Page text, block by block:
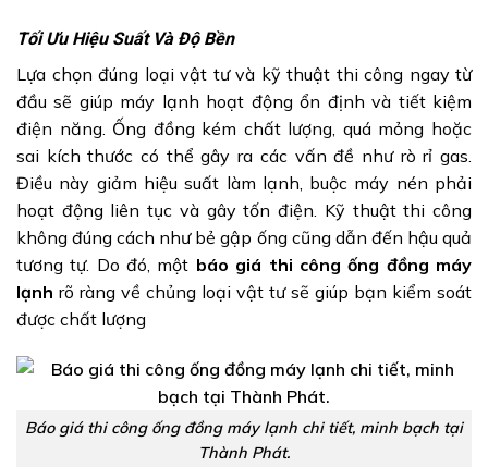
Tối Ưu Hiệu Suất Và Độ Bền
Lựa chọn đúng loại vật tư và kỹ thuật thi công ngay từ
đầu sẽ giúp máy lạnh hoạt động ổn định và tiết kiệm
điện năng. Ống đồng kém chất lượng, quá mỏng hoặc
sai kích thước có thể gây ra các vấn đề như rò rỉ gas.
Điều này giảm hiệu suất làm lạnh, buộc máy nén phải
hoạt động liên tục và gây tốn điện. Kỹ thuật thi công
không đúng cách như bẻ gập ống cũng dẫn đến hậu quả
tương tự. Do đó, một báo giá thi công ống đồng máy
lạnh rõ ràng về chủng loại vật tư sẽ giúp bạn kiểm soát
được chất lượng
Báo giá thi công ống đồng máy lạnh chi tiết, minh bạch tại
Thành Phát.